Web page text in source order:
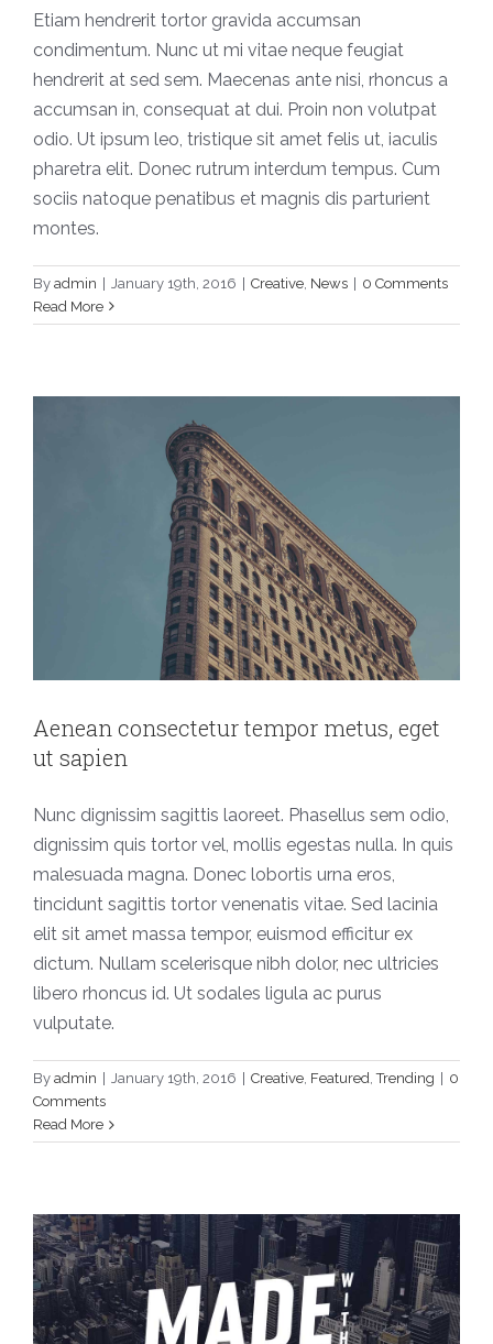
Etiam hendrerit tortor gravida accumsan
condimentum. Nunc ut mi vitae neque feugiat
hendrerit at sed sem. Maecenas ante nisi, rhoncus a
accumsan in, consequat at dui. Proin non volutpat
odio. Ut ipsum leo, tristique sit amet felis ut, iaculis
pharetra elit. Donec rutrum interdum tempus. Cum
sociis natoque penatibus et magnis dis parturient
montes.
By admin | January 19th, 2016 | Creative News | 0 Comments
Read More
eget ut sapien
Aenean consectetur tempor metus, eget
ut sapien
Nunc dignissim sagittis laoreet. Phasellus sem odio,
dignissim quis tortor vel, mollis egestas nulla. In quis
malesuada magna. Donec lobortis urna eros,
tincidunt sagittis tortor venenatis vitae. Sed lacinia
elit sit amet massa tempor, euismod efficitur ex
dictum. Nullam scelerisque nibh dolor, nec ultricies
libero rhoncus id. Ut sodales ligula ac purus
vulputate.
By admin January 19th, 2016 Creative, Featured,Trending
0
Comments
Read More
Integer non ligula libero